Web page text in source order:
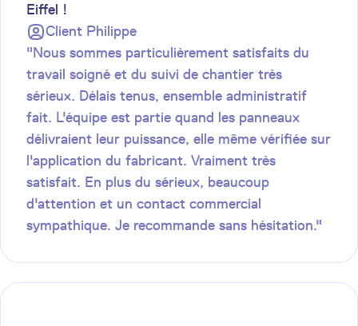
Eiffel !
Client Philippe
"Nous sommes particulièrement satisfaits du
travail soigné et du suivi de chantier très
sérieux. Délais tenus, ensemble administratif
fait. L'équipe est partie quand les panneaux
délivraient leur puissance, elle même vérifiée sur
l'application du fabricant. Vraiment très
satisfait. En plus du sérieux, beaucoup
d'attention et un contact commercial
sympathique. Je recommande sans hésitation."